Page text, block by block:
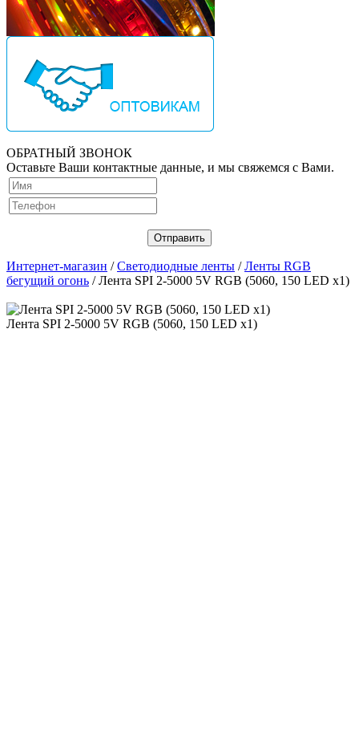
ОБРАТНЫЙ ЗВОНОК
Оставьте Ваши контактные данные, и мы свяжемся с Вами.
Интернет-магазин /Светодиодные ленты /Ленты RGB
бегущий огонь / Лента SPI 2-5000 5V RGB (5060, 150 LED x1)
Лента SPI 2-5000 5V RGB (5060, 150 LED x1)